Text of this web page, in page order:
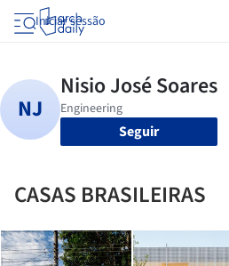
Iniciar sessão
Seguir
CASAS BRASILEIRAS